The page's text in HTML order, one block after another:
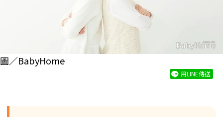
圖／BabyHome
用LINE傳送